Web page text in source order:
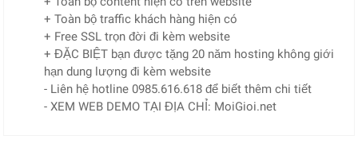
+ Toàn bộ traffic khách hàng hiện có
+ Free SSL trọn đời đi kèm website
+ ĐẶC BIỆT bạn được tặng 20 năm hosting không giới
hạn dung lượng đi kèm website
- Liên hệ hotline 0985.616.618 để biết thêm chi tiết
- XEM WEB DEMO TẠI ĐỊA CHỈ: MoiGioi.net